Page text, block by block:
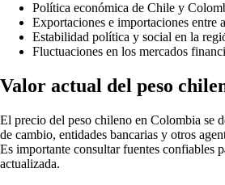
Política económica de Chile y
Exportaciones e importaciones entre
Estabilidad política y social en la
Fluctuaciones en los mercados
Valor actual del peso
El precio del peso chileno en Colombia se
de cambio, entidades bancarias y otros
Es importante consultar fuentes confiables
actualizada.